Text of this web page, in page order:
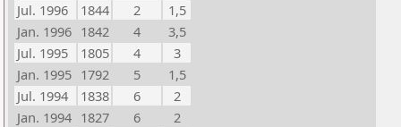
Jul. 1996
1844 2
1,5
Jan. 1996 1842 4
3,5
Jul. 1995
1805 4
3
Jan. 1995 1792 5
1,5
Jul. 1994
1838 6
2
Jan. 1994 1827 6
2